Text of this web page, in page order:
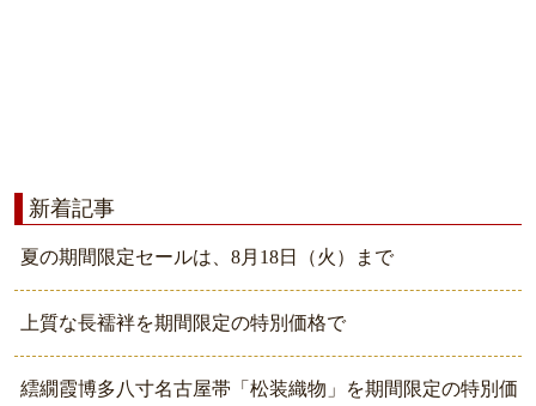
新着記事
夏の期間限定セールは、8月18日（火）まで
上質な長襦袢を期間限定の特別価格で
繧繝霞博多八寸名古屋帯「松装織物」を期間限定の特別価